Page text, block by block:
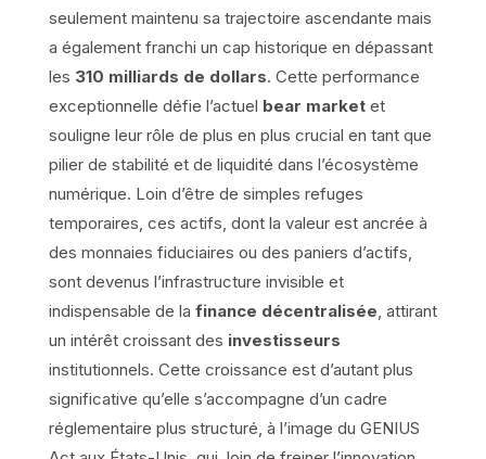
seulement maintenu sa trajectoire ascendante mais
a également franchi un cap historique en dépassant
les 310 milliards de dollars. Cette performance
exceptionnelle défie l’actuel bear marketet
souligne leur rôle de plus en plus crucial en tant que
pilier de stabilité et de liquidité dans l’écosystème
numérique. Loin d’être de simples refuges
temporaires, ces actifs, dont la valeur est ancrée à
des monnaies fiduciaires ou des paniers d’actifs,
sont devenus l’infrastructure invisible et
indispensable de la finance décentralisée, attirant
un intérêt croissant des investisseurs
institutionnels. Cette croissance est d’autant plus
significative qu’elle s’accompagne d’un cadre
réglementaire plus structuré, à l’image du GENIUS